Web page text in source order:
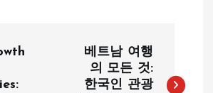
베트남 여행
의 모든 것:
한국인 관광